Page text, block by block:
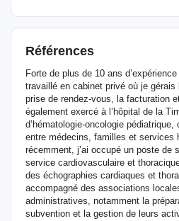
Références
Forte de plus de 10 ans
travaillé en cabinet privé où je gérais
prise de rendez-vous, la facturation
également exercé à l’hôpital de la
d’hématologie-oncologie
entre médecins, familles et services
récemment, j’ai occupé un poste de
service cardiovasculaire et
des échographies cardiaques et
accompagné des associations
administratives, notamment la
subvention et la gestion de leurs